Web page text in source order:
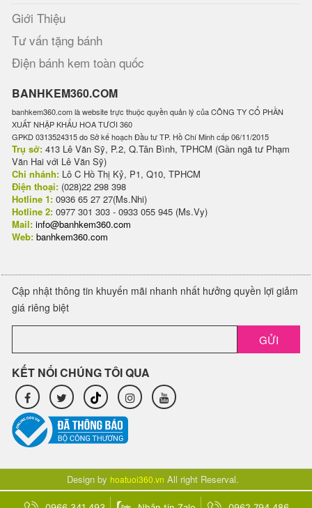
Giới Thiệu
Tư vấn tặng bánh
Điện bánh kem toàn quốc
BANHKEM360.COM
banhkem360.com là website trực thuộc quyền quản lý của CÔNG TY CỔ PHẦN
XUẤT NHẬP KHẨU HOA TƯƠI 360
GPKD 0313524315 do Sở kế hoạch Đầu tư TP. Hồ Chí Minh cấp 06/11/2015
Trụ sở: 413 Lê Văn Sỹ, P.2, Q.Tân Bình, TPHCM (Gần ngã tư Phạm
Văn Hai với Lê Văn Sỹ)
Chi nhánh: Lô C Hồ Thị Kỷ, P1, Q10, TPHCM
Điện thoại: (028)22 298 398
Hotline 1: 0936 65 27 27(Ms.Nhi)
Hotline 2: 0977 301 303 - 0933 055 945 (Ms.Vy)
Mail: info@banhkem360.com
Web: banhkem360.com
Cập nhật thông tin khuyến mãi nhanh nhất hưởng quyền lợi giảm
giá riêng biệt
GỬI
KẾT NỐI CHÚNG TÔI QUA
Design by hoatuoi360.vn All right Reserval.